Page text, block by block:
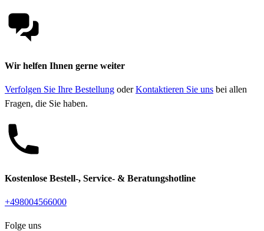
Wir helfen Ihnen gerne weiter
Verfolgen Sie Ihre Bestellung oderKontaktieren Sie uns bei allen
Fragen, die Sie haben.
Kostenlose Bestell-, Service- & Beratungshotline
+498004566000
Folge uns